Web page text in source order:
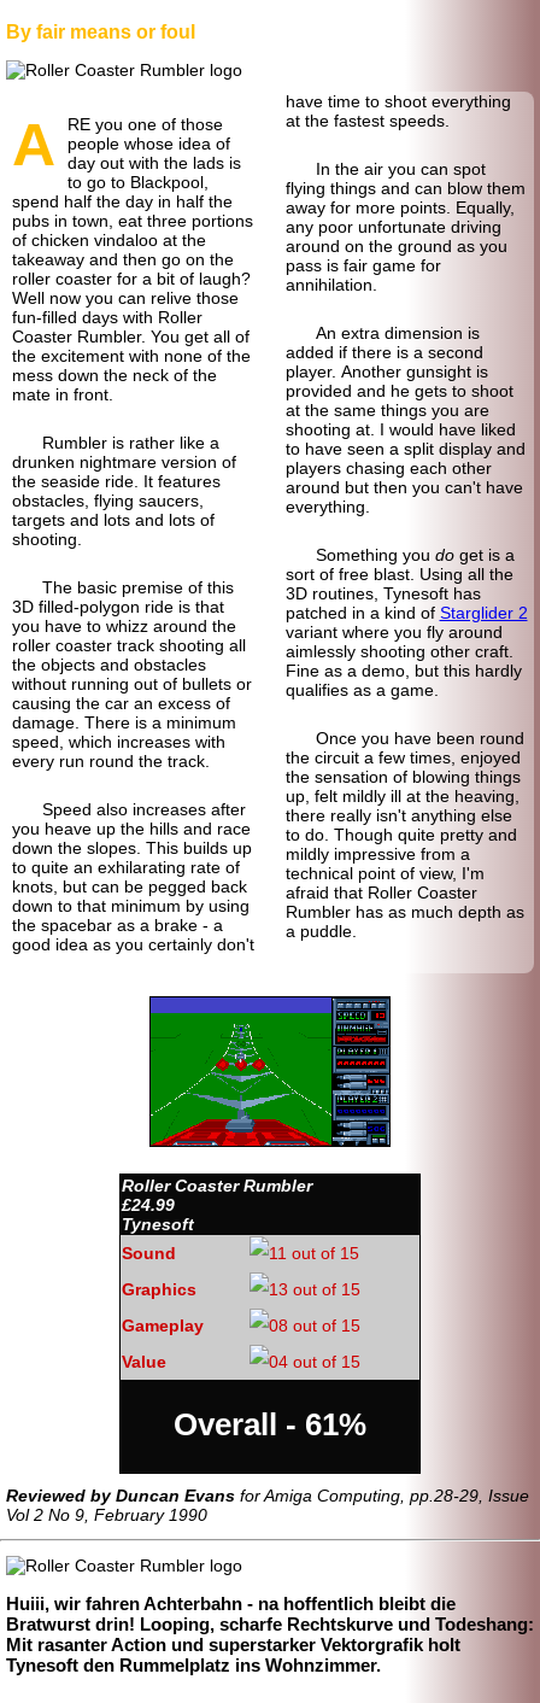
By fair means or foul
A
RE you one of those
people whose idea of
day out with the lads is
to go to Blackpool,
spend half the day in half the
pubs in town, eat three portions
of chicken vindaloo at the
takeaway and then go on the
roller coaster for a bit of laugh?
Well now you can relive those
fun-filled days with Roller
Coaster Rumbler. You get all of
the excitement with none of the
mess down the neck of the
mate in front.
Rumbler is rather like a
drunken nightmare version of
the seaside ride. It features
obstacles, flying saucers,
targets and lots and lots of
shooting.
The basic premise of this
3D filled-polygon ride is that
you have to whizz around the
roller coaster track shooting all
the objects and obstacles
without running out of bullets or
causing the car an excess of
damage. There is a minimum
speed, which increases with
every run round the track.
Speed also increases after
you heave up the hills and race
down the slopes. This builds up
to quite an exhilarating rate of
knots, but can be pegged back
down to that minimum by using
the spacebar as a brake - a
good idea as you certainly don't
have time to shoot everything
at the fastest speeds.
In the air you can spot
flying things and can blow them
away for more points. Equally,
any poor unfortunate driving
around on the ground as you
pass is fair game for
annihilation.
An extra dimension is
added if there is a second
player. Another gunsight is
provided and he gets to shoot
at the same things you are
shooting at. I would have liked
to have seen a split display and
players chasing each other
around but then you can't have
everything.
Something you doget is a
sort of free blast. Using all the
3D routines, Tynesoft has
patched in a kind of Starglider 2
variant where you fly around
aimlessly shooting other craft.
Fine as a demo, but this hardly
qualifies as a game.
Once you have been round
the circuit a few times, enjoyed
the sensation of blowing things
up, felt mildly ill at the heaving,
there really isn't anything else
to do. Though quite pretty and
mildly impressive from a
technical point of view, I'm
afraid that Roller Coaster
Rumbler has as much depth as
a puddle.
Roller Coaster Rumbler
£24.99
Tynesoft
Sound
Graphics
Gameplay
Value
Overall - 61%
Reviewed by Duncan Evans for Amiga Computing, pp.28-29, Issue
Vol 2 No 9, February 1990
Huiii, wir fahren Achterbahn - na hoffentlich bleibt die
Bratwurst drin! Looping, scharfe Rechtskurve und Todeshang:
Mit rasanter Action und superstarker Vektorgrafik holt
Tynesoft den Rummelplatz ins Wohnzimmer.